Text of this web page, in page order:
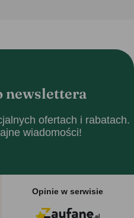
newslettera
ofertach i rabatach.
wiadomości!
Opinie w serwisie